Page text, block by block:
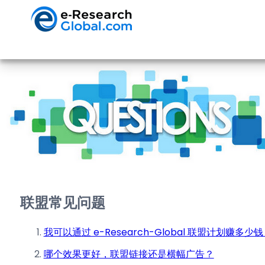
联盟常见问题
我可以通过 e-Research-Global 联盟计划赚多少钱
哪个效果更好，联盟链接还是横幅广告？